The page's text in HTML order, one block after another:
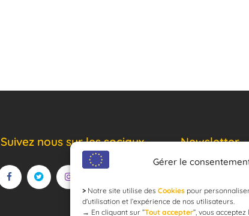
Gérer le
> Notre site utilise des Cookies pour
d'utilisation et l’expérience de nos utilisateurs.
→ En cliquant sur ”Tout accepter”, vous
Suivez nous sur les sociaux Newsletter